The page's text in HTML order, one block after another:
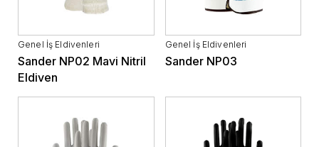
Genel İş Eldivenleri
Sander NP02 Mavi Nitril
Eldiven
Genel İş Eldivenleri
Sander NP03